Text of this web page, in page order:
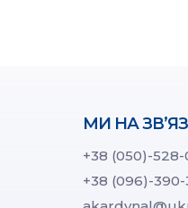
МИ НА
+38 (050)-528-
+38 (096)-